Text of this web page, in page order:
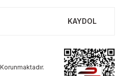
KAYDOL